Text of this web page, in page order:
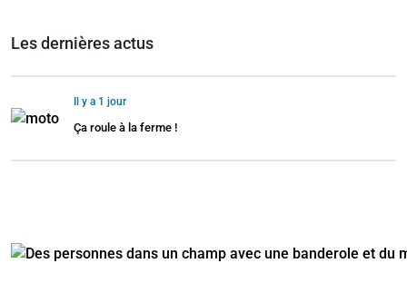
Les dernières actus
Il y a 1 jour
Ça roule à la ferme !